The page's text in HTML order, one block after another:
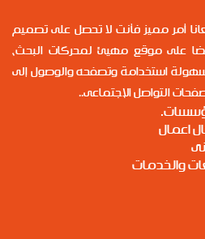
أمر مميز فأنت لا تحصل على تصميم
على موقع مهيئ لمحركات البحث،
استخدامة وتصفحه والوصول إلى
التواصل الإجتماعى..
اعمال
والخدمات